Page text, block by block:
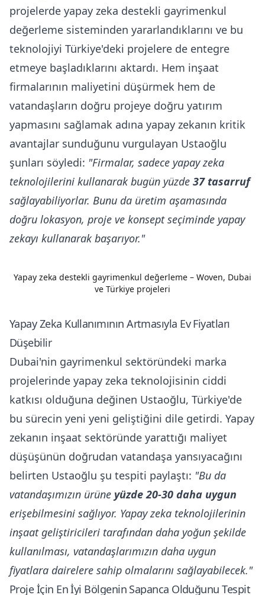
projelerde yapay zeka destekli gayrimenkul
değerleme sisteminden yararlandıklarını ve bu
teknolojiyi Türkiye'deki projelere de entegre
etmeye başladıklarını aktardı. Hem inşaat
firmalarının maliyetini düşürmek hem de
vatandaşların doğru projeye doğru yatırım
yapmasını sağlamak adına yapay zekanın kritik
avantajlar sunduğunu vurgulayan Ustaoğlu
şunları söyledi: "Firmalar, sadece yapay zeka
teknolojilerini kullanarak bugün yüzde 37 tasarruf
sağlayabiliyorlar. Bunu da üretim aşamasında
doğru lokasyon, proje ve konsept seçiminde yapay
zekayı kullanarak başarıyor."
Yapay zeka destekli gayrimenkul değerleme – Woven, Dubai
ve Türkiye projeleri
Yapay Zeka Kullanımının Artmasıyla Ev Fiyatları
Düşebilir
Dubai'nin gayrimenkul sektöründeki marka
projelerinde yapay zeka teknolojisinin ciddi
katkısı olduğuna değinen Ustaoğlu, Türkiye'de
bu sürecin yeni yeni geliştiğini dile getirdi. Yapay
zekanın inşaat sektöründe yarattığı maliyet
düşüşünün doğrudan vatandaşa yansıyacağını
belirten Ustaoğlu şu tespiti paylaştı: "Bu da
vatandaşımızın ürüne yüzde 20-30 daha uygun
erişebilmesini sağlıyor. Yapay zeka teknolojilerinin
inşaat geliştiricileri tarafından daha yoğun şekilde
kullanılması, vatandaşlarımızın daha uygun
fiyatlara dairelere sahip olmalarını sağlayabilecek."
Proje İçin En İyi Bölgenin Sapanca Olduğunu Tespit